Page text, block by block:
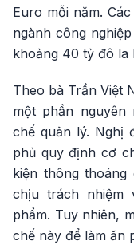
Euro mỗi năm.
ngành công
khoảng 40 tỷ đô la
Theo bà Trần Việt
một phần
chế quản lý. Nghị
phủ quy định cơ
kiện thông
chịu trách nhiệm
phẩm. Tuy nhiên,
chế này để làm ăn